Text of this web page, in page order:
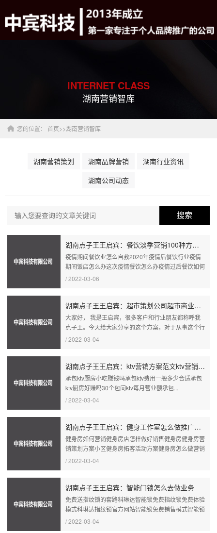
INTERNET CLASS
湖南营销智库
您的位置： 首页>>湖南营销智库
湖南营销策划 湖南品牌营销
湖南行业资讯
湖南公司动态
搜索
湖南点子王王启宾：餐饮淡季营销100种方案市场推广课程让顾客进店的100条方法
疫情期间餐饮业怎么自救2020年疫情后餐饮行业疫情
期间饭店怎么办这次疫情餐饮怎么办疫情过后餐饮如何
经...
/ 2022-03-06
湖南点子王王启宾：超市策划公司超市商业策划书【超市方案】建立一个超市的顾客群
大家好， 我是王启宾，很多客户和行业朋友都称呼我
点子王。今天给大家分享的这个方案，对于从事这个行
业的...
/ 2022-03-04
湖南点子王王启宾：ktv营销方案范文ktv营销活动策划方案ktv市场营销策划方案
承包ktv厨房小吃赚钱吗承包ktv费用一般多少合适承包
ktv厨房好赚吗30个包间ktv每月营业额承包...
/ 2022-03-04
湖南点子王王启宾：健身工作室怎么做推广健身吸引人的优惠活动健身活动主题名称
健身房如何营销健身房店怎样做好销售健身房健身房营
销策划方案小区健身房拓客活动方案健身房怎么做营销
策划...
/ 2022-03-04
湖南点子王王启宾：智能门锁怎么去做业务
免费送指纹锁的套路科琳达智能锁免费指纹锁免费体验
模式科琳达指纹锁官方网站智能锁免费销售模式智能锁
免费...
/ 2022-03-04